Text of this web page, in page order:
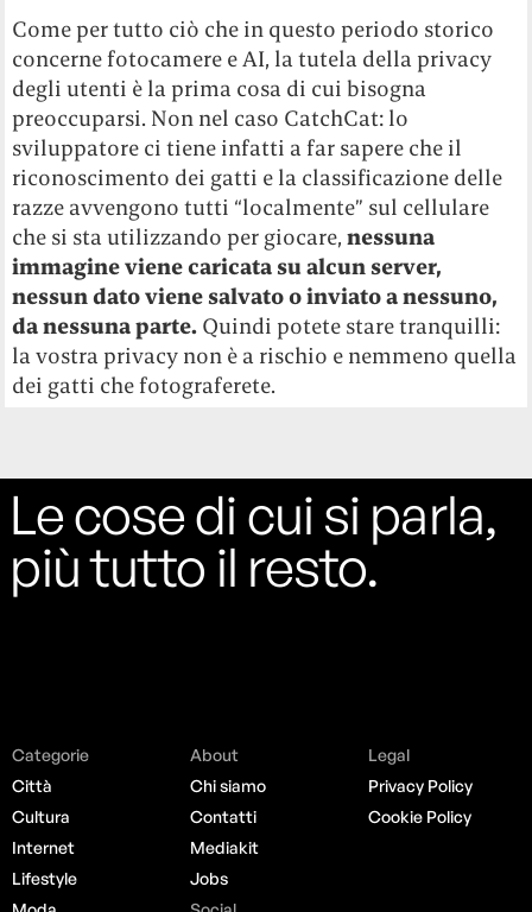
Come per tutto ciò che in questo periodo storico
concerne fotocamere e AI, la tutela della privacy
degli utenti è la prima cosa di cui bisogna
preoccuparsi. Non nel caso CatchCat: lo
sviluppatore ci tiene infatti a far sapere che il
riconoscimento dei gatti e la classificazione delle
razze avvengono tutti “localmente” sul cellulare
che si sta utilizzando per giocare,nessuna
immagine viene caricata su alcun server,
nessun dato viene salvato o inviato a nessuno,
da nessuna parte. Quindi potete stare tranquilli:
la vostra privacy non è a rischio e nemmeno quella
dei gatti che fotograferete.
Le cose di cui si parla,
più tutto il resto.
Categorie
Città
Cultura
Internet
Lifestyle
About
Chi siamo
Contatti
Mediakit
Jobs
Legal
Privacy Policy
Cookie Policy